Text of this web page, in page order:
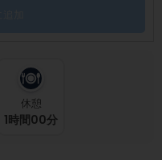
休憩
1時間00分